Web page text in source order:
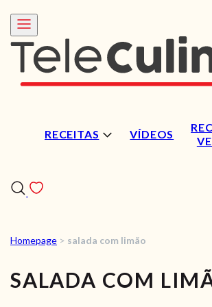
RECEITAS VÍDEOS
RECEITAS
VÍDEOS
Homepage > salada com limão
SALADA COM